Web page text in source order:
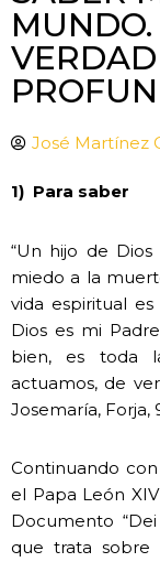
José Martínez
1) Para saber
“Un hijo de
miedo a la
vida espiritual
Dios es mi
bien, es toda
actuamos, de
Josemaría, Forja,
Continuando
el Papa León
Documento
que trata sobre